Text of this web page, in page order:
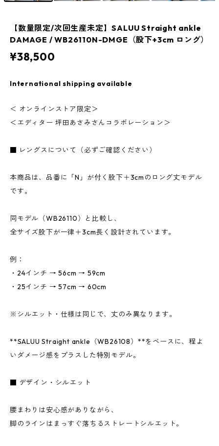
【数量限定/次回生産未定】SALUU Straight ankle
DAMAGE / WB26110N-DMGE（股下+3cm ロング）
¥38,500
International shipping available
＜ オンラインストア限定＞
＜エディター 坪田あさみさんコラボレーション＞
■ レングスについて（必ずご確認ください）
本商品は、品番に「N」が付く股下＋3cmのロング丈モデル
です。
同モデル（WB26110）と比較し、
全サイズ股下が一律＋3cm長く設計されています。
例：
・24インチ → 56cm → 59cm
・25インチ → 57cm → 60cm
※シルエット・仕様は同じで、丈のみ異なります。
**SALUU Straight ankle（WB26108）**をベースに、程よ
いダメージ感をプラスした特別モデル。
■ デザイン・シルエット
腰まわりは安心感がありながら、
脚のラインはまっすぐ落ちるストレートシルエット。